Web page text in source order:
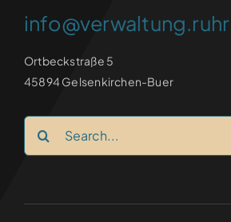
info@verwaltung.ruhr
Ortbeckstraße 5
45894 Gelsenkirchen-Buer